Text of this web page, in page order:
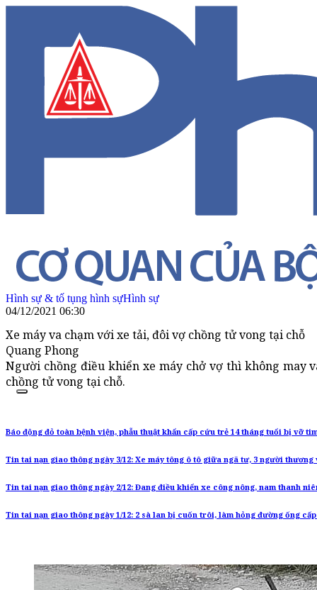
Hình sự & tố tụng hình sựHình sự
04/12/2021 06:30
Xe máy va chạm với xe tải, đôi vợ chồng tử vong tại chỗ
Quang Phong
Người chồng điều khiển xe máy chở vợ thì không may
chồng tử vong tại chỗ.
Báo động đỏ toàn bệnh viện, phẫu thuật khẩn cấp cứu trẻ 14 tháng tuổi bị vỡ
Tin tai nạn giao thông ngày 3/12: Xe máy tông ô tô giữa ngã tư, 3 người thương
Tin tai nạn giao thông ngày 2/12: Đang điều khiển xe công nông, nam thanh
Tin tai nạn giao thông ngày 1/12: 2 sà lan bị cuốn trôi, làm hỏng đường ống